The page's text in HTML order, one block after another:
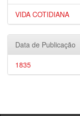
VIDA COTIDIANA
Data de Publicação
1835